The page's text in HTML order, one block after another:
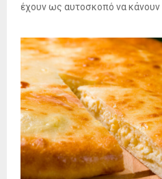
έχουν ως αυτοσκοπό να κάνουν